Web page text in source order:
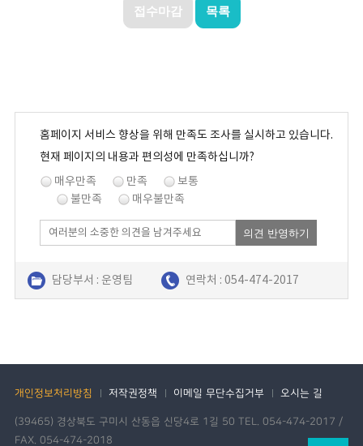
접수마감 목록
홈페이지 서비스 향상을 위해 만족도 조사를 실시하고 있습니다.
현재 페이지의 내용과 편의성에 만족하십니까?
매우만족
만족
보통
불만족
매우불만족
의견 반영하기
담당부서 : 운영팀 연락처 : 054-474-2017
개인정보처리방침 저작권정책 이메일 무단수집거부 오시는 길
(39465) 경상북도 구미시 산동읍 신당4로 1길 50 TEL. 054-474-2017 /
FAX. 054-474-2018